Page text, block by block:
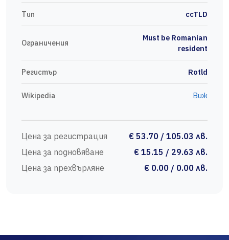
Тип ccTLD
Ограничения
Must be Romanian
resident
Регистър Rotld
Wikipedia Виж
Цена за регистрация
€ 53.70 / 105.03 лв.
Цена за подновяване
€ 15.15 / 29.63 лв.
Цена за прехвърляне
€ 0.00 / 0.00 лв.